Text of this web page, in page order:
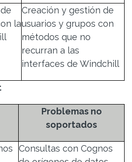
la
Creación y gestión de
usuarios y grupos con
métodos que no
recurran a las
interfaces de Windchill
Problemas no
soportados
Consultas con Cognos